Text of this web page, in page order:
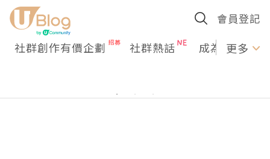
會員登記
社群創作有價企劃 社群熱話 成為U更多